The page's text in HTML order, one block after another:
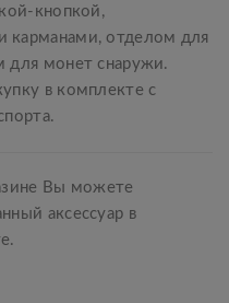
кнопкой,
карманами, отделом для
для монет снаружи.
в комплекте с
Вы можете
аксессуар в